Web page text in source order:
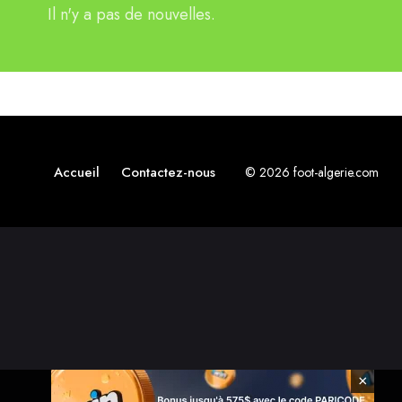
Il n'y a pas de nouvelles.
Accueil Contactez-nous © 2026 foot-algerie.com
×